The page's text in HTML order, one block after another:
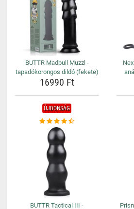
BUTTR Madbull Muzzl -
tapadókorongos dildó (fekete)
16990 Ft
ÚJDONSÁG
BUTTR Tactical III -